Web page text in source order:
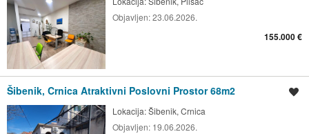
Objavljen:23.06.2026.
155.000 €
Šibenik, Crnica Atraktivni Poslovni Prostor 68m2
Lokacija:Šibenik, Crnica
Objavljen: 19.06.2026.